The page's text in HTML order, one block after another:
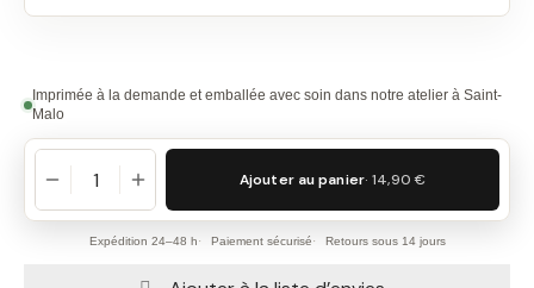
Imprimée à la demande et emballée avec soin dans notre atelier à Saint-
Malo
Ajouter au panier· 14,90 €
Expédition 24–48 h Paiement sécurisé Retours sous 14 jours